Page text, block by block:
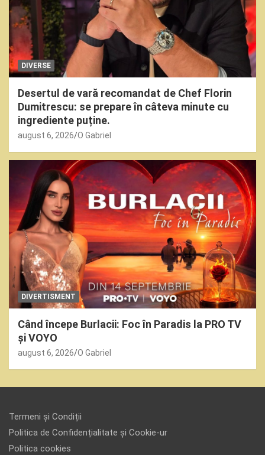
DIVERSE
Desertul de vară recomandat de Chef Florin
Dumitrescu: se prepare în câteva minute cu
ingrediente puține.
august 6, 2026 O Gabriel
DIVERTISMENT
Când începe Burlacii: Foc în Paradis la PRO TV
și VOYO
august 6, 2026 O Gabriel
Termeni și Condiții
Politica de Confidențialitate și Cookie-ur
Politica cookies